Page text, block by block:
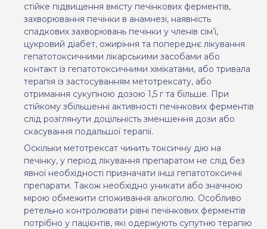
стійке підвищення вмісту печінкових ферментів,
захворювання печінки в анамнезі, наявність
спадкових захворювань печінки у членів сім’ї,
цукровий діабет, ожиріння та попереднє лікування
гепатотоксичними лікарськими засобами або
контакт із гепатотоксичними хімікатами, або тривала
терапія із застосуванням метотрексату, або
отримання сукупною дозою 1,5 г та більше. При
стійкому збільшенні активності печінкових ферментів
слід розглянути доцільність зменшення дози або
скасування подальшої терапії.
Оскільки метотрексат чинить токсичну дію на
печінку, у період лікування препаратом не слід без
явної необхідності призначати інші гепатотоксичні
препарати. Також необхідно уникати або значною
мірою обмежити споживання алкоголю. Особливо
ретельно контролювати рівні печінкових ферментів
потрібно у пацієнтів, які одержують супутню терапію